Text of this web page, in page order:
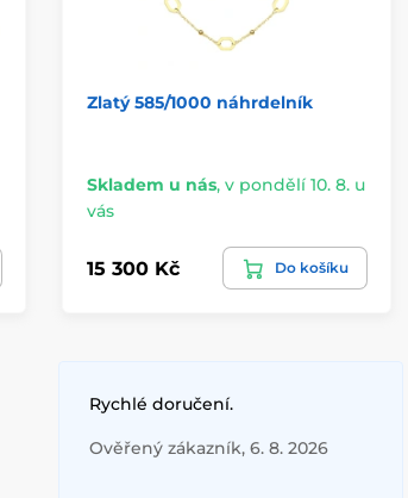
Zlatý 585/1000 náhrdelník
Skladem u nás, v pondělí 10. 8. u
vás
15 300 Kč Do košíku
Rychlé doručení.
Ověřený zákazník, 6. 8. 2026